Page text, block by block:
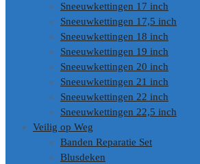
Sneeuwkettingen 17 inch
Sneeuwkettingen 17,5 inch
Sneeuwkettingen 18 inch
Sneeuwkettingen 19 inch
Sneeuwkettingen 20 inch
Sneeuwkettingen 21 inch
Sneeuwkettingen 22 inch
Sneeuwkettingen 22,5 inch
Veilig op Weg
Banden Reparatie Set
Blusdeken